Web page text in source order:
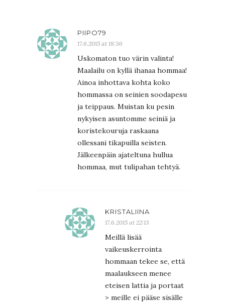
PIIPO79
17.6.2015 at 18:36
Uskomaton tuo värin valinta!
Maalailu on kyllä ihanaa hommaa!
Ainoa inhottava kohta koko
hommassa on seinien soodapesu
ja teippaus. Muistan ku pesin
nykyisen asuntomme seiniä ja
koristekouruja raskaana
ollessani tikapuilla seisten.
Jälkeenpäin ajateltuna hullua
hommaa, mut tulipahan tehtyä.
KRISTALIINA
17.6.2015 at 22:13
Meillä lisää
vaikeuskerrointa
hommaan tekee se, että
maalaukseen menee
eteisen lattia ja portaat
> meille ei pääse sisälle